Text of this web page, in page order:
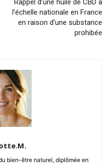
Rappel d’une huile de CBD à
l’échelle nationale en France
en raison d’une substance
prohibée
bien-être naturel, diplômée en